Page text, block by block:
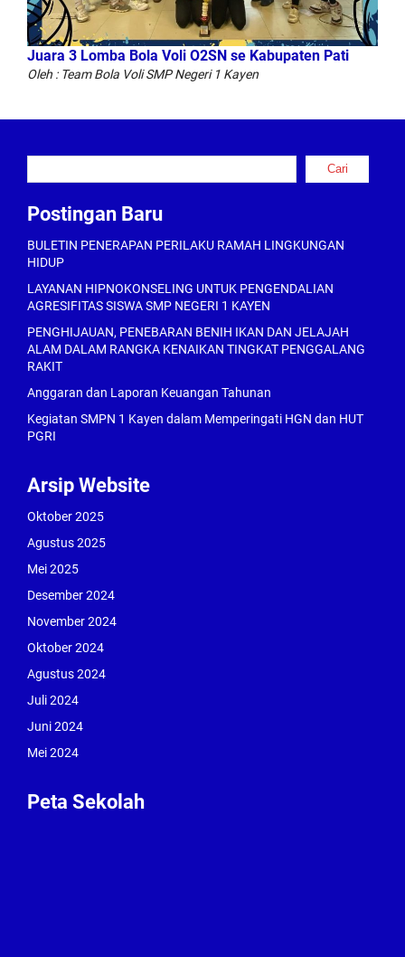
Juara 3 Lomba Bola Voli O2SN se Kabupaten Pati
Oleh : Team Bola Voli SMP Negeri 1 Kayen
Cari
Postingan Baru
BULETIN PENERAPAN PERILAKU RAMAH LINGKUNGAN
HIDUP
LAYANAN HIPNOKONSELING UNTUK PENGENDALIAN
AGRESIFITAS SISWA SMP NEGERI 1 KAYEN
PENGHIJAUAN, PENEBARAN BENIH IKAN DAN JELAJAH
ALAM DALAM RANGKA KENAIKAN TINGKAT PENGGALANG
RAKIT
Anggaran dan Laporan Keuangan Tahunan
Kegiatan SMPN 1 Kayen dalam Memperingati HGN dan HUT
PGRI
Arsip Website
Oktober 2025
Agustus 2025
Mei 2025
Desember 2024
November 2024
Oktober 2024
Agustus 2024
Juli 2024
Juni 2024
Mei 2024
Peta Sekolah